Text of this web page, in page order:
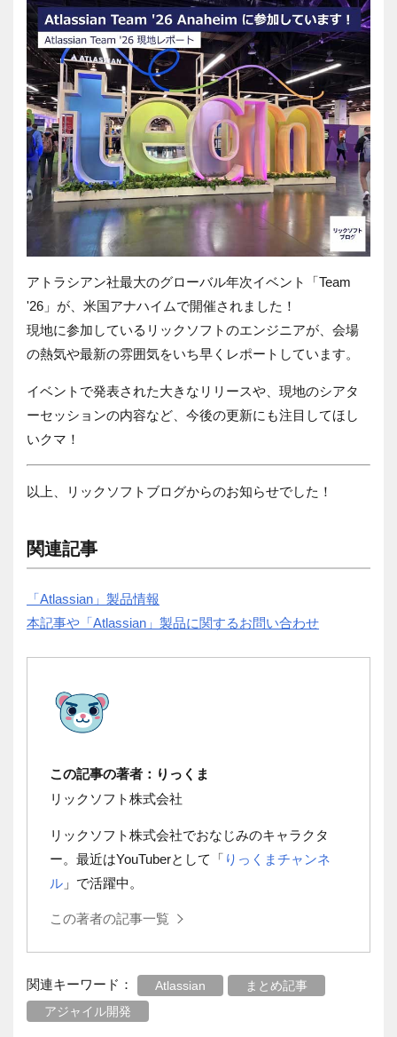
アトラシアン社最大のグローバル年次イベント「Team
'26 」が、米国アナハイムで開催されました！
現地に参加しているリックソフトのエンジニアが、会場
の熱気や最新の雰囲気をいち早くレポートしています。
イベントで発表された大きなリリースや、現地のシアタ
ーセッションの内容など、今後の更新にも注目してほし
いクマ！
以上、リックソフトブログからのお知らせでした！
関連記事
「Atlassian」製品情報
本記事や「Atlassian」製品に関するお問い合わせ
この記事の著者：りっくま
リックソフト株式会社
リックソフト株式会社でおなじみのキャラクタ
ー。最近はYouTuberとして「 りっくまチャンネ
ル 」で活躍中。
この著者の記事一覧
関連キーワード： Atlassian
まとめ記事
アジャイル開発